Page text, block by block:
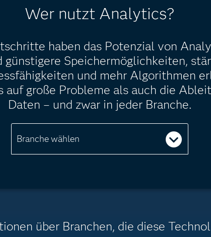
Wer nutzt Analytics?
haben das Potenzial von
günstigere Speichermöglichkeiten,
und mehr Algorithmen
große Probleme als auch die
Daten – und zwar in jeder Branche.
Branche wählen
über Branchen, die diese